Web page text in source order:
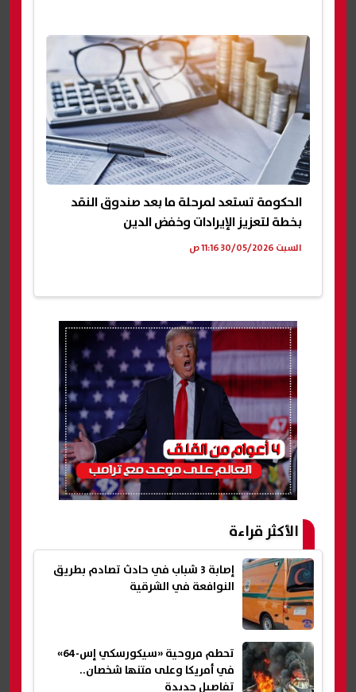
الحكومة تستعد لمرحلة ما بعد صندوق النقد
بخطة لتعزيز الإيرادات وخفض الدين
السبت 30/05/2026 11:16 ص
الأكثر قراءة
إصابة 3 شباب في حادث تصادم بطريق
النوافعة في الشرقية
تحطم مروحية «سيكورسكي إس-64»
في أمريكا وعلى متنها شخصان..
تفاصيل جديدة